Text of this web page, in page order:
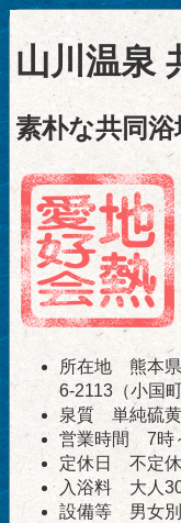
山川温泉
素朴な共同浴
所在地 熊本
6-2113（小国
泉質 単純硫黄
営業時間 7時
定休日 不定休
入浴料 大人
設備等 男女